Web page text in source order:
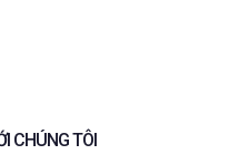
CHÚNG TÔI